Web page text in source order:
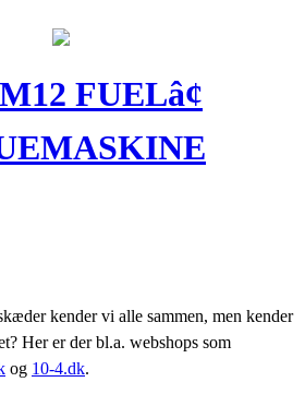
FUELâ¢
kender vi alle sammen, men kender
Her er der bl.a. webshops som
og 10-4.dk.